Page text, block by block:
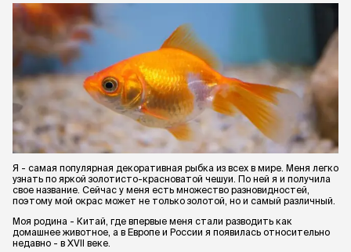
Я - самая популярная декоративная рыбка из всех в мире. Меня легко
узнать по яркой золотисто-красноватой чешуи. По ней я и получила
свое название. Сейчас у меня есть множество разновидностей,
поэтому мой окрас может не только золотой, но и самый различный.
Моя родина - Китай, где впервые меня стали разводить как
домашнее животное, а в Европе и России я появилась относительно
недавно - в XVII веке.